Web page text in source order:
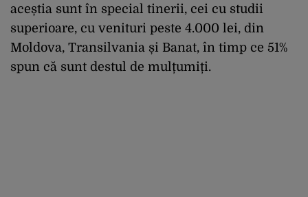
aceștia sunt în special tinerii, cei cu studii
superioare, cu venituri peste 4.000 lei, din
Moldova, Transilvania și Banat, în timp ce 51%
spun că sunt destul de mulțumiți.